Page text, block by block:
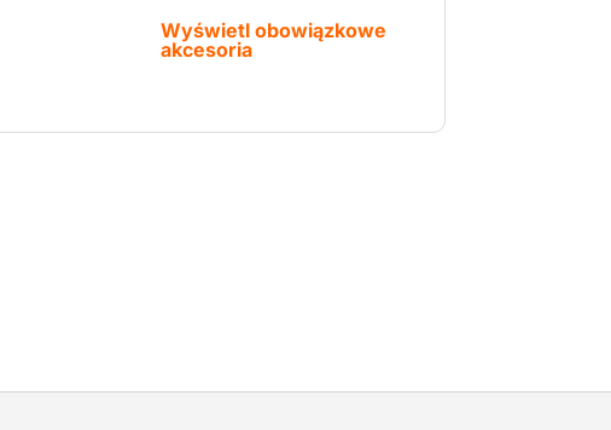
Wyświetl obowiązkowe
akcesoria